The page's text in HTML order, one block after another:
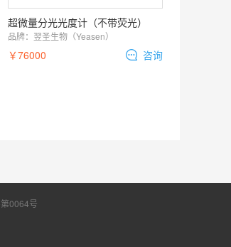
超微量分光光度计（不带荧光）
品牌： 翌圣生物（Yeasen）
￥76000 咨询
0064号